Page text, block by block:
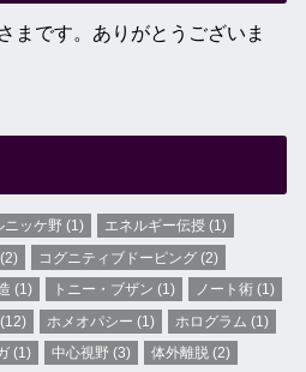
まです。ありがとうございま
ニッケ野(1) エネルギー伝授(1)
(2) コグニティブドーピング(2)
(1) トニー・ブザン (1) ノート術 (1)
(12) ホメオパシー (1) ホログラム (1)
(1) 中心視野 (3) 体外離脱 (2)